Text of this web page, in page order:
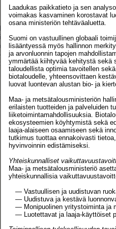
kirjaaminen
hallinnonala
hallinnonala
Laadukas paikkatieto ja sen
voimakas kasvaminen korostavat
osana ministeriön tehtäväaluetta.
Suomi on vastuullinen globaali
lisääntyessä myös hallinnon
ja arvonluonnin tapojen
ymmärtää kiihtyvää kehitystä sekä
taloudellista optimia tavoitellen
biotaloudelle, yhteensovittaen
luovat luontevan alustan bio- ja
Maa- ja metsätalousministeriön
erilaisten tuotteiden ja palveluiden
liiketoimintamahdollisuuksia.
ekosysteemien köyhtymistä sekä
laaja-alaiseen osaamiseen sekä
tutkimus tuottaa ennakoivasti
hyvinvoinnin edistämiseksi.
Yhteiskunnalliset
Maa- ja metsätalousministeriö
yhteiskunnallisia
— Vastuullisen ja uudistuvan
— Uudistuva ja kestävä
— Monipuolinen yritystoiminta ja
— Luotettavat ja laaja-käyttöiset